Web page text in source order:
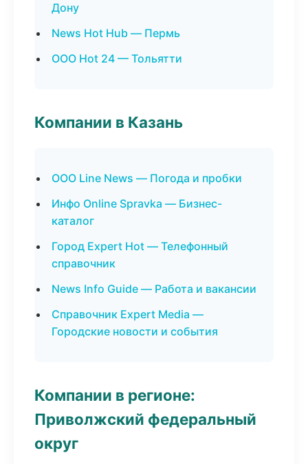
Дону
News Hot Hub — Пермь
ООО Hot 24 — Тольятти
Компании в Казань
ООО Line News — Погода и пробки
Инфо Online Spravka — Бизнес-
каталог
Город Expert Hot — Телефонный
справочник
News Info Guide — Работа и вакансии
Справочник Expert Media —
Городские новости и события
Компании в регионе:
Приволжский федеральный
округ